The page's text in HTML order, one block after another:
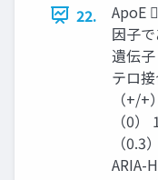
22.
ApoE
因子
遺伝
テロ
（+/
（0
（0.3
ARIA-